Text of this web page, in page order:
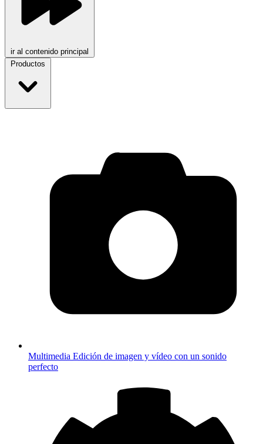
ir al contenido principal
Productos
Multimedia Edición de imagen y vídeo con un sonido
perfecto